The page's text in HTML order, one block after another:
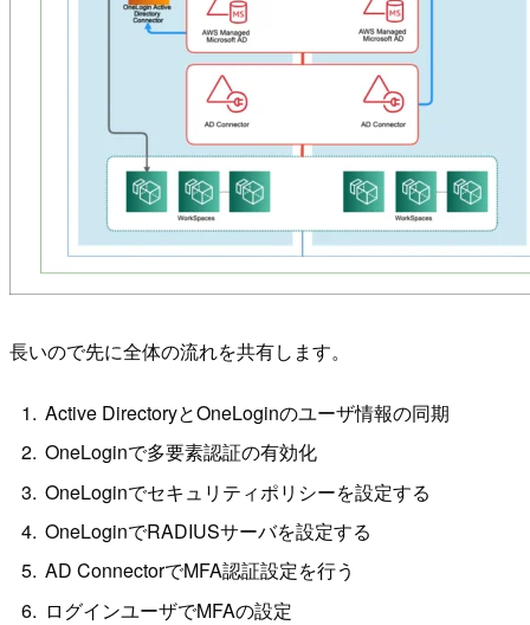
長いので先に全体の流れを共有します。
Active DirectoryとOneLoginのユーザ情報の同期
OneLoginで多要素認証の有効化
OneLoginでセキュリティポリシーを設定する
OneLoginでRADIUSサーバを設定する
AD ConnectorでMFA認証設定を行う
ログインユーザでMFAの設定